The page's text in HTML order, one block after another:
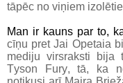
tāpēc no viņiem
Man ir kauns par to,
cīņu pret Jai Opetaia
mediju virsraksti bija
Tyson Fury, tā, ka